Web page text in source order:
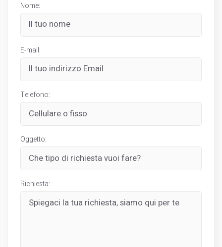
Nome:
E-mail:
Telefono:
Oggetto:
Richiesta: